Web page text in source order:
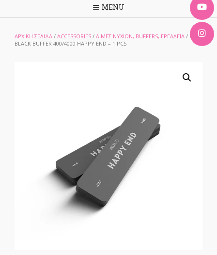
MENU
ΑΡΧΙΚΉ ΣΕΛΊΔΑ / ACCESSORIES / ΛΊΜΕΣ ΝΥΧΙΏΝ, BUFFERS, ΕΡΓΑΛΕΊΑ / MINI
BLACK BUFFER 400/4000 HAPPY END – 1 PCS